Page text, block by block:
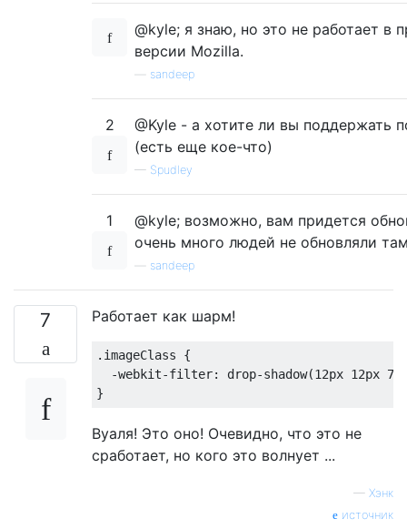
@kyle; я знаю, но это не работает в
версии Mozilla.
sandeep
2
@Kyle - а хотите ли вы поддержать
(есть еще кое-что)
— Spudley
1
@kyle; возможно, вам придется
очень много людей не обновляли
sandeep
7 Работает как шарм!
.imageClass {
-webkit-filter: drop-shadow(12px 12px
Вуаля! Это оно! Очевидно, что это не
сработает, но кого это волнует ...
— Хэнк
источник